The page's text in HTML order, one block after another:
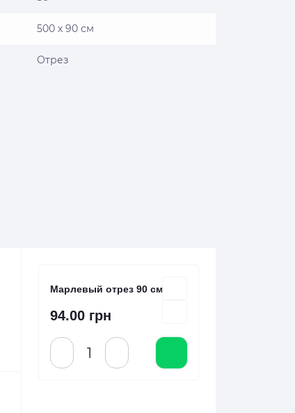
500 х 90 см
Отрез
Марлевый отрез 90 см х 5м
94.00 грн